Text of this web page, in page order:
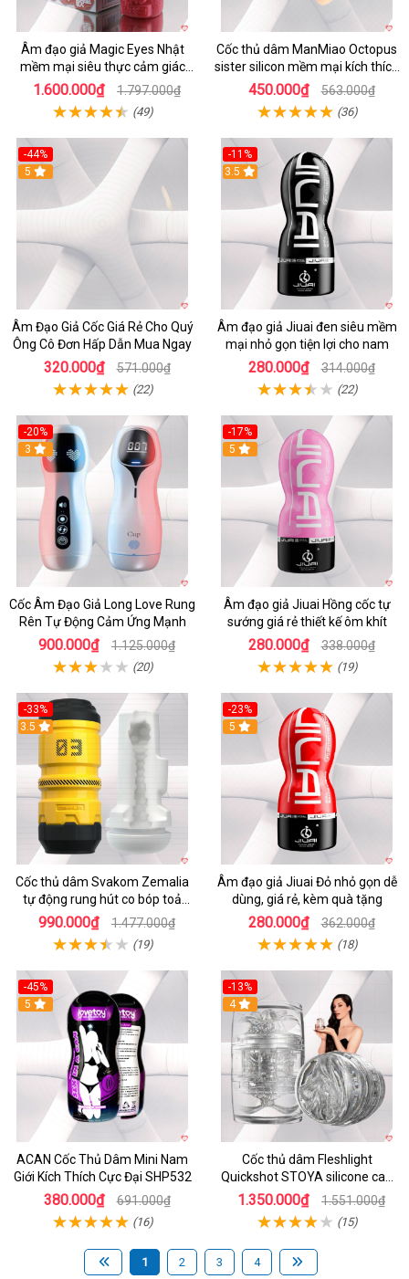
Âm đạo giả Magic Eyes Nhật
mềm mại siêu thực cảm giác
thật
1.600.000₫ 1.797.000₫
(49)
Cốc thủ dâm ManMiao Octopus
sister silicon mềm mại kích thích
tối đa
450.000₫ 563.000₫
(36)
-44%
5
Âm Đạo Giả Cốc Giá Rẻ Cho Quý
Ông Cô Đơn Hấp Dẫn Mua Ngay
320.000₫ 571.000₫
(22)
-11%
3.5
Âm đạo giả Jiuai đen siêu mềm
mại nhỏ gọn tiện lợi cho nam
280.000₫ 314.000₫
(22)
-20%
3
Cốc Âm Đạo Giả Long Love Rung
Rên Tự Động Cảm Ứng Mạnh
900.000₫ 1.125.000₫
(20)
-17%
5
Âm đạo giả Jiuai Hồng cốc tự
sướng giá rẻ thiết kế ôm khít
280.000₫ 338.000₫
(19)
-33%
3.5
Cốc thủ dâm Svakom Zemalia
tự động rung hút co bóp toả
nhiệt
990.000₫ 1.477.000₫
(19)
-23%
5
Âm đạo giả Jiuai Đỏ nhỏ gọn dễ
dùng, giá rẻ, kèm quà tặng
280.000₫ 362.000₫
(18)
-45%
5
ACAN Cốc Thủ Dâm Mini Nam
Giới Kích Thích Cực Đại SHP532
380.000₫ 691.000₫
(16)
-13%
4
Cốc thủ dâm Fleshlight
Quickshot STOYA silicone cao
cấp chính hãng mua ngay
1.350.000₫ 1.551.000₫
(15)
1 2 3 4